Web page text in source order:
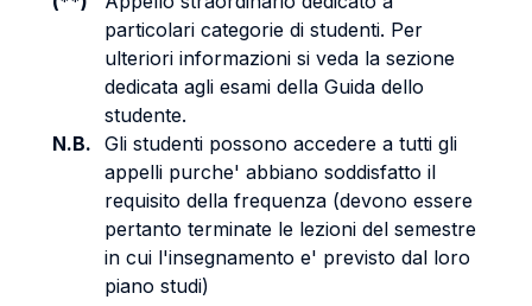
particolari categorie di studenti. Per
ulteriori informazioni si veda la sezione
dedicata agli esami della Guida dello
studente.
N.B. Gli studenti possono accedere a tutti gli
appelli purche' abbiano soddisfatto il
requisito della frequenza (devono essere
pertanto terminate le lezioni del semestre
in cui l'insegnamento e' previsto dal loro
piano studi)